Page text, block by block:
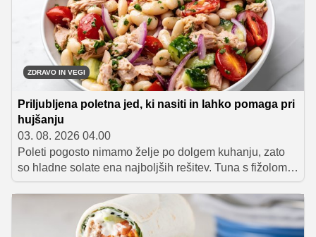
ZDRAVO IN VEGI
Priljubljena poletna jed, ki nasiti in lahko pomaga pri
hujšanju
03. 08. 2026 04.00
Poleti pogosto nimamo želje po dolgem kuhanju, zato
so hladne solate ena najboljših rešitev. Tuna s fižolom
zaradi kombinacije kakovostnih beljakovin, prehranskih
vlaknin in obilice zelenjave predstavlja preprost in
uravnotežen obrok, ki lahko prispeva k daljšemu
občutku sitosti in lažjemu nadzoru telesne teže.